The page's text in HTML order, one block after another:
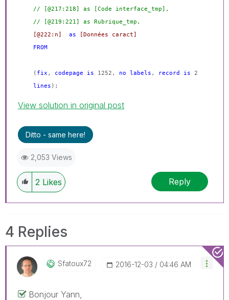
// [@217:218] as [Code interface_tmp],
// [@219:221] as Rubrique_tmp,
[@222:n]
as
[Données caract]
FROM
( fix , codepage is 1252, no labels , record is 2
lines );
View solution in original post
Ditto - same here!
2,053 Views
2 Likes Reply
4 Replies
Sfatoux72 ‎2016-12-03 04:46 AM
Bonjour Yann,